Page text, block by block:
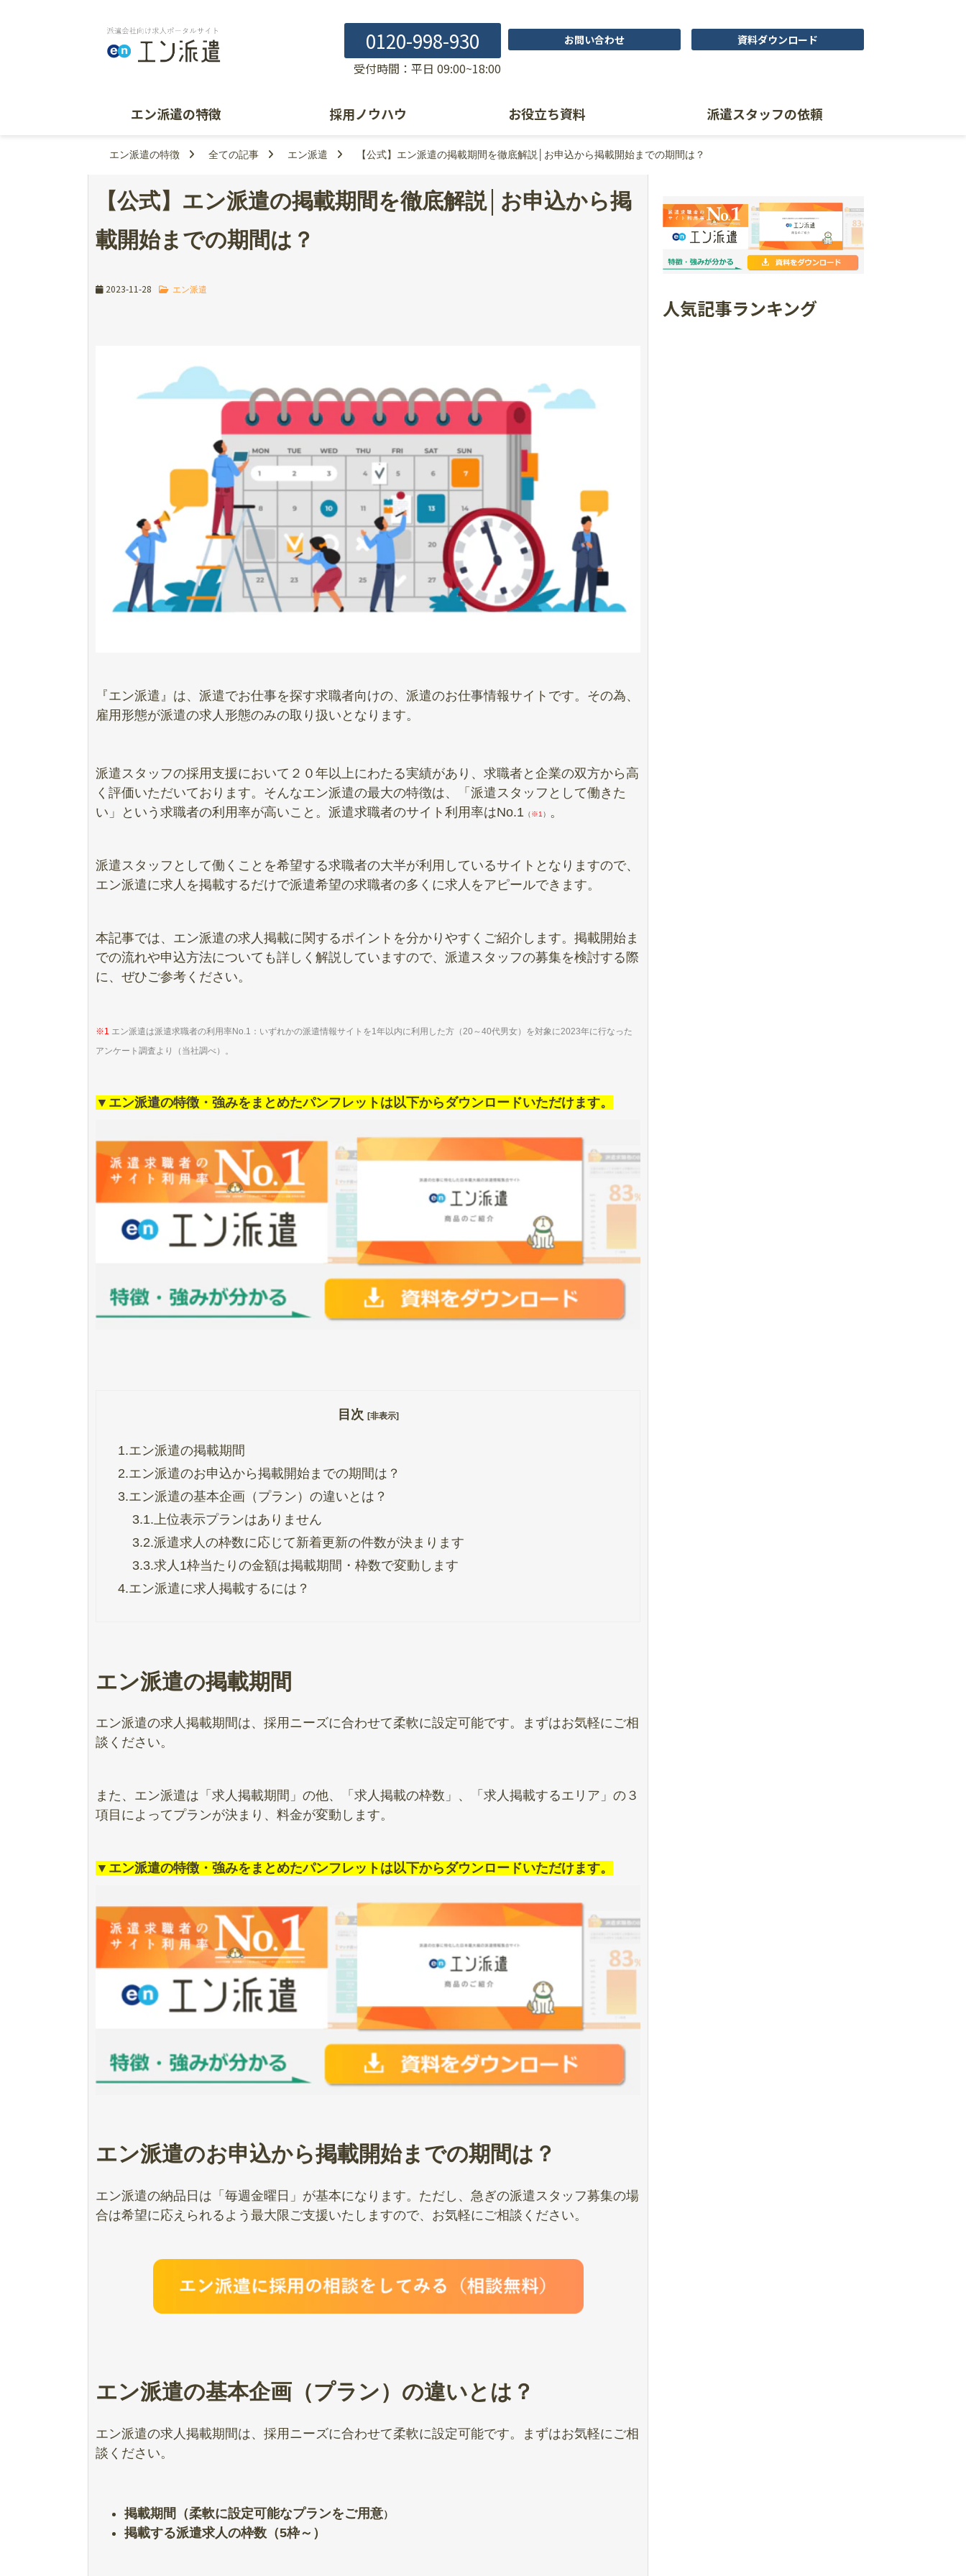
0120-998-930
受付時間：平日 09:00~18:00
お問い合わせ 資料ダウンロード
エン派遣の特徴 採用ノウハウ お役立ち資料 派遣スタッフの依頼
エン派遣の特徴 全ての記事 エン派遣 【公式】エン派遣の掲載期間を徹底解説│お申込から掲載開始までの期間は？
【公式】エン派遣の掲載期間を徹底解説│お申込から掲
載開始までの期間は？
2023-11-28 エン派遣
『エン派遣』は、派遣でお仕事を探す求職者向けの、派遣のお仕事情報サイトです。その為、
雇用形態が派遣の求人形態のみの取り扱いとなります。
派遣スタッフの採用支援において２０年以上にわたる実績があり、求職者と企業の双方から高
く評価いただいております。そんなエン派遣の最大の特徴は、「派遣スタッフとして働きた
い」という求職者の利用率が高いこと。派遣求職者のサイト利用率はNo.1​​​​​​​ （※1 ） 。
派遣スタッフとして働くことを希望する求職者の大半が利用しているサイトとなりますので、
エン派遣に求人を掲載するだけで派遣希望の求職者の多くに求人をアピールできます。
本記事では、エン派遣の求人掲載に関するポイントを分かりやすくご紹介します。掲載開始ま
での流れや申込方法についても詳しく解説していますので、派遣スタッフの募集を検討する際
に、ぜひご参考ください。
※1 エン派遣は派遣求職者の利用率No.1：いずれかの派遣情報サイトを1年以内に利用した方（20～40代男女）を対象に2023年に行なった
アンケート調査より（当社調べ）。
▼エン派遣の特徴・強みをまとめたパンフレットは以下からダウンロードいただけます。
目次 [非表示]
1.エン派遣の掲載期間
2.エン派遣のお申込から掲載開始までの期間は？
3.エン派遣の基本企画（プラン）の違いとは？
3.1. 上位表示プランはありません
3.2.派遣求人の枠数に応じて新着更新の件数が決まります
3.3.求人1枠当たりの金額は掲載期間・枠数で変動します
4.エン派遣に求人掲載するには？
エン派遣の掲載期間
エン派遣の求人掲載期間は、採用ニーズに合わせて柔軟に設定可能です。まずはお気軽にご相
談ください。
また、エン派遣は「求人掲載期間」の他、「求人掲載の枠数」、「求人掲載するエリア」の３
項目によってプランが決まり、料金が変動します。
▼エン派遣の特徴・強みをまとめたパンフレットは以下からダウンロードいただけます。
エン派遣のお申込から掲載開始までの期間は？
エン派遣の納品日は「毎週金曜日」が基本になります。ただし、急ぎの派遣スタッフ募集の場
合は希望に応えられるよう最大限ご支援いたしますので、お気軽にご相談ください。
エン派遣の基本企画（プラン）の違いとは？
エン派遣の求人掲載期間は、採用ニーズに合わせて柔軟に設定可能です。まずはお気軽にご相
談ください。
掲載期間（柔軟に設定可能なプランをご用意）
掲載する派遣求人の枠数（5枠～）
人気記事ランキング